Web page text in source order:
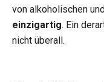
von alkoholischen
einzigartig. Ein
nicht überall.